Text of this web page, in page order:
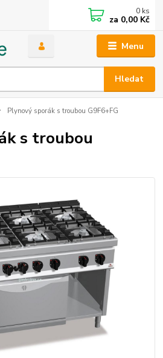
Menu
Hledat
0 ks
za 0,00 Kč
Plynový sporák s troubou G9F6+FG
s troubou